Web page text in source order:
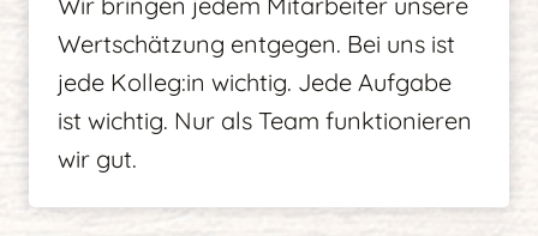
Wertschätzung entgegen. Bei uns ist
jede Kolleg:in wichtig. Jede Aufgabe
ist wichtig. Nur als Team funktionieren
wir gut.